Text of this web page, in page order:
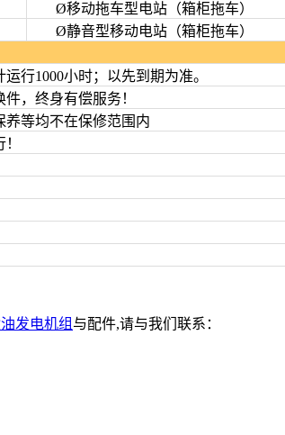
Ø移动拖车型电站（箱柜拖车）
Ø静音型移动电站（箱柜拖车）
1000小时；以先到期为准。
，终身有偿服务！
等均不在保修范围内
发电机组 与配件,请与我们联系：